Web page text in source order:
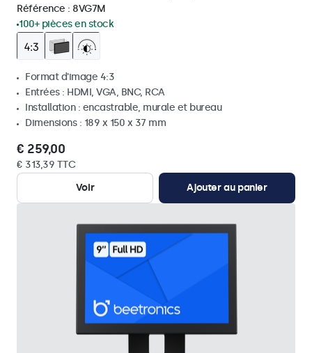
Référence : 8VG7M
100+ pièces en stock
Format d'image 4:3
Entrées : HDMI, VGA, BNC, RCA
Installation : encastrable, murale et bureau
Dimensions : 189 x 150 x 37 mm
€ 259,00
€ 313,39 TTC
Voir
Ajouter au panier